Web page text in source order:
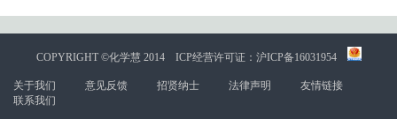
COPYRIGHT ©化学慧 2014 ICP经营许可证：沪ICP备16031954
关于我们 意见反馈 招贤纳士 法律声明
友情链接
联系我们